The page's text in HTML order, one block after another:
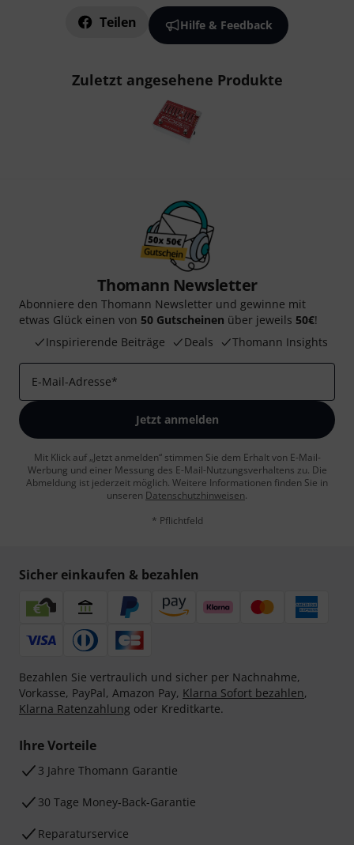
Teilen Hilfe & Feedback
Zuletzt angesehene Produkte
Thomann Newsletter
Abonniere den Thomann Newsletter und gewinne mit
etwas Glück einen von 50 Gutscheinen über jeweils 50€!
Inspirierende Beiträge
Deals Thomann Insights
E-Mail-Adresse*
Jetzt anmelden
Mit Klick auf „Jetzt anmelden“ stimmen Sie dem Erhalt von E-Mail-
Werbung und einer Messung des E-Mail-Nutzungsverhaltens zu. Die
Abmeldung ist jederzeit möglich. Weitere Informationen finden Sie in
unseren Datenschutzhinweisen.
* Pflichtfeld
Sicher einkaufen & bezahlen
Bezahlen Sie vertraulich und sicher per Nachnahme,
Vorkasse, PayPal, Amazon Pay, Klarna Sofort bezahlen,
Klarna Ratenzahlung oder Kreditkarte.
Ihre Vorteile
3 Jahre Thomann Garantie
30 Tage Money-Back-Garantie
Reparaturservice